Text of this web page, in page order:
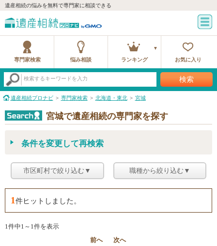
遺産相続の悩みを無料で専門家に相談できる
専門家検索 悩み相談 ランキング お気に入り
検索するキーワードを入力 検索
遺産相続プロナビ 専門家検索 北海道・東北 宮城
宮城で遺産相続の専門家を探す
条件を変更して再検索
市区町村で絞り込む▼ 職種から絞り込む▼
1件ヒットしました。
1件中1～1件を表示
前へ 次へ